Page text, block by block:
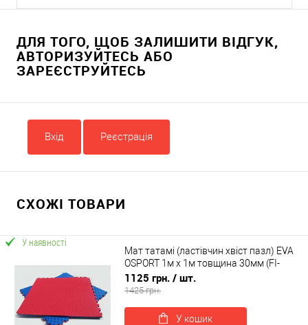
ДЛЯ ТОГО, ЩОБ ЗАЛИШИТИ ВІДГУК,
АВТОРИЗУЙТЕСЬ АБО
ЗАРЕЄСТРУЙТЕСЬ
Вхід Реєстрація
СХОЖІ ТОВАРИ
У наявності
Мат татамі (ластівчин хвіст пазл) EVA
OSPORT 1м х 1м товщина 30мм (FI-
0010-30)
1125 грн. / шт.
1425 грн.
У кошик